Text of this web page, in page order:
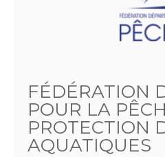
FÉDÉRATION
POUR LA
PROTECTION
AQUATIQUES